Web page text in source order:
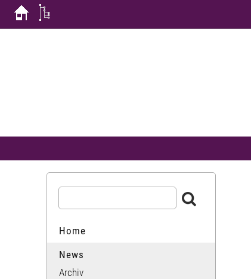
Home
News
Archiv